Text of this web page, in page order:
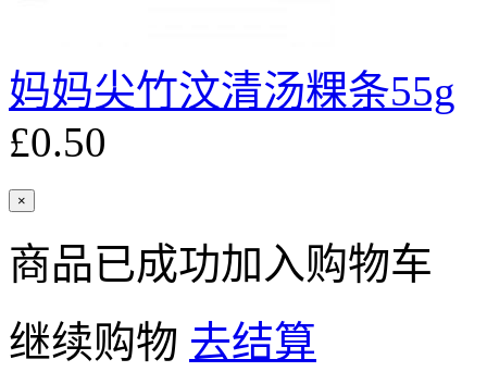
妈妈尖竹汶清汤粿条55g
£0.50
×
商品已成功加入购物车
继续购物 去结算